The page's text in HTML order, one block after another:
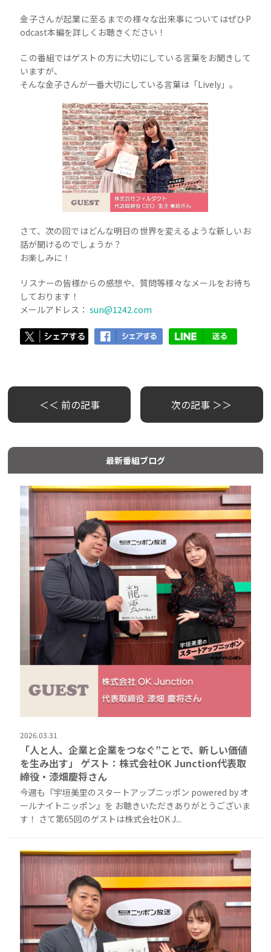
金子さんが起業に至るまでの様々な出来事についてはぜひP
odcast本編を詳しくお聴きください！
この番組ではゲストの方に大切にしている言葉をお聞きして
いますが、
そんな金子さんが一番大切にしている言葉は「Lively」。
さて、次の回ではどんな明日の世界を変えるような新しいお
話が聞けるのでしょうか？
お楽しみに！
リスナーの皆様からの感想や、質問等様々なメールをお待ち
しております！
メールアドレス：sun@1242.com
＜＜ 前の記事 次の記事 ＞＞
最新番組ブログ
2026.03.31
「人と人、企業と企業をつなぐ”ことで、新しい価値
を生み出す」 ゲスト：株式会社OK Junction代表取
締役・漆畑慶将さん
今週も『宇垣美里のスタートアップニッポン powered by オ
ールナイトニッポン』を お聴きいただきありがとうございま
す！ さて第65回のゲストは株式会社OK J...